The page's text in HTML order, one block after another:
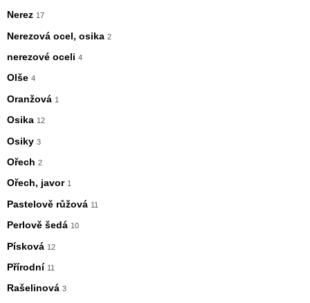
Nerez 17
Nerezová ocel, osika 2
nerezové oceli 4
Olše 4
Oranžová 1
Osika 12
Osiky 3
Ořech 2
Ořech, javor 1
Pastelově růžová 11
Perlově šedá 10
Písková 12
Přírodní 11
Rašelinová 3